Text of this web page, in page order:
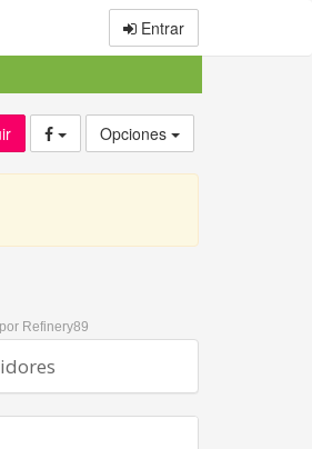
Entrar
Opciones
Refinery89